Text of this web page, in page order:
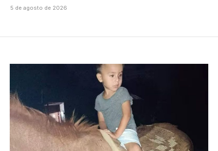
5 de agosto de 2026